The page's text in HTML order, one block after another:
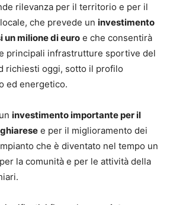
rilevanza per il territorio e per il
che prevede un investimento
un milione di euro e che consentirà
principali infrastrutture sportive del
richiesti oggi, sotto il profilo
ed energetico.
investimento importante per il
e per il miglioramento dei
che è diventato nel tempo un
la comunità e per le attività della